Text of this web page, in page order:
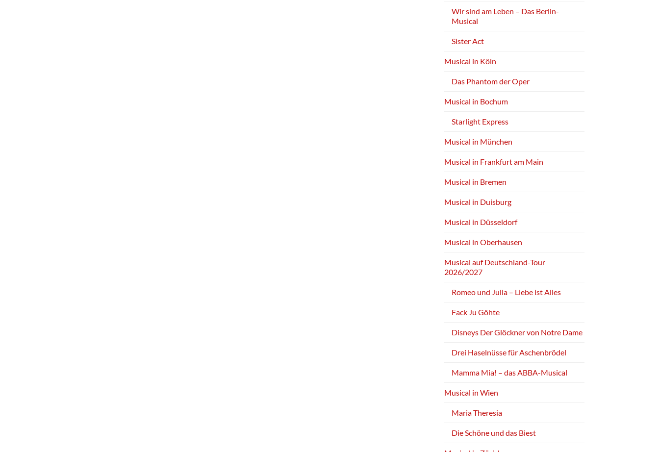
Wir sind am Leben – Das Berlin-
Musical
Sister Act
Musical in Köln
Das Phantom der Oper
Musical in Bochum
Starlight Express
Musical in München
Musical in Frankfurt am Main
Musical in Bremen
Musical in Duisburg
Musical in Düsseldorf
Musical in Oberhausen
Musical auf Deutschland-Tour
2026/2027
Romeo und Julia – Liebe ist Alles
Fack Ju Göhte
Disneys Der Glöckner von Notre Dame
Drei Haselnüsse für Aschenbrödel
Mamma Mia! – das ABBA-Musical
Musical in Wien
Maria Theresia
Die Schöne und das Biest